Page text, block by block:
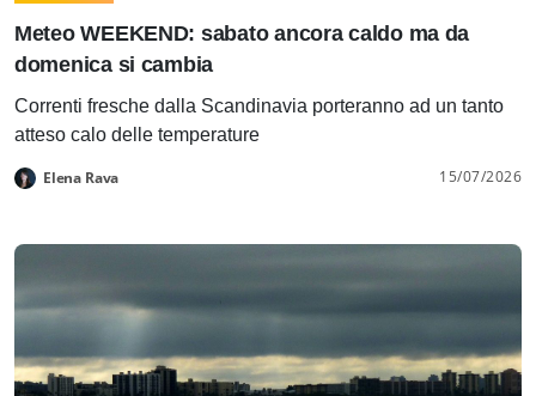
Meteo WEEKEND: sabato ancora caldo ma da
domenica si cambia
Correnti fresche dalla Scandinavia porteranno ad un tanto
atteso calo delle temperature
Elena Rava 15/07/2026